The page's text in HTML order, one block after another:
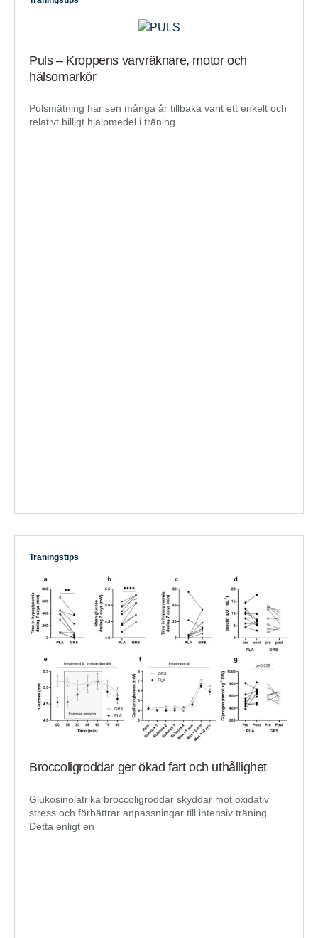
Puls – Kroppens varvräknare, motor och
hälsomarkör
Pulsmätning har sen många år tillbaka varit ett enkelt och
relativt billigt hjälpmedel i träning
Träningstips
Broccoligroddar ger ökad fart och uthållighet
Glukosinolatrika broccoligroddar skyddar mot oxidativ
stress och förbättrar anpassningar till intensiv träning.
Detta enligt en